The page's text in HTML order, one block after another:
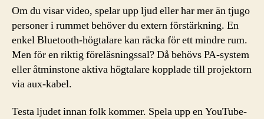
Om du visar video, spelar upp ljud eller har mer än tjugo
personer i rummet behöver du extern förstärkning. En
enkel Bluetooth-högtalare kan räcka för ett mindre rum.
Men för en riktig föreläsningssal? Då behövs PA-system
eller åtminstone aktiva högtalare kopplade till projektorn
via aux-kabel.
Testa ljudet innan folk kommer. Spela upp en YouTube-